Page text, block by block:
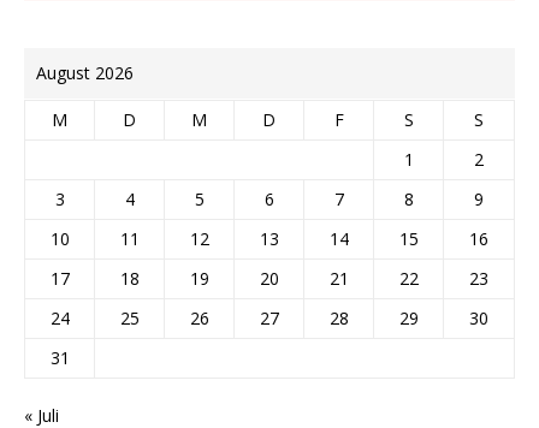
August 2026
M D M D F S
S
1
2
3
4 5 6 7 8
9
10
11 12 13 14 15
16
17
18 19 20 21 22
23
24
25 26 27 28 29
30
31
« Juli